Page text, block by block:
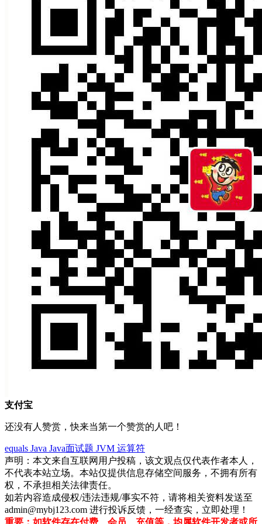
支付宝
还没有人赞赏，快来当第一个赞赏的人吧！
equals Java Java面试题 JVM 运算符
声明：本文来自互联网用户投稿，该文观点仅代表作者本人，
不代表本站立场。本站仅提供信息存储空间服务，不拥有所有
权，不承担相关法律责任。
如若内容造成侵权/违法违规/事实不符，请将相关资料发送至
admin@mybj123.com 进行投诉反馈，一经查实，立即处理！
重要：如软件存在付费、会员、充值等，均属软件开发者或所